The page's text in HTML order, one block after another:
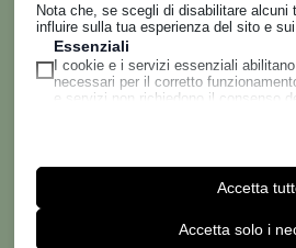
comunicare dalla tonnara con gli
repertorio storico di foto aziendali
scatole in latta.
Nota che, se scegli di disabilitare alcuni
influire sulla tua esperienza del sito e
Essenziali
I cookie e i servizi essenziali
necessari per il corretto
e servizi non richiedono il consenso
wordpress_logged_in_*
I cookie di statistica raccolgono
consentendoci di ottenere
Mostra dettagli
Accetta
Accetta solo i